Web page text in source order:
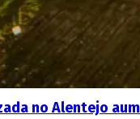
no Alentejo